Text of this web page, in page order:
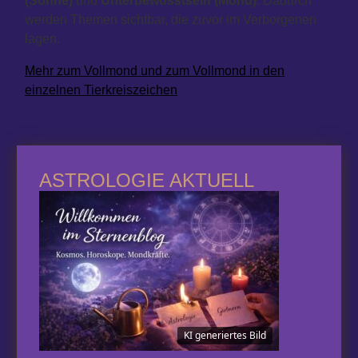
werden Themen sichtbar, die zuvor im Verborgenen
lagen.
Mehr zum Vollmond und zum Vollmond in den
einzelnen Tierkreiszeichen
ASTROLOGIE AKTUELL
KI generiertes Bild